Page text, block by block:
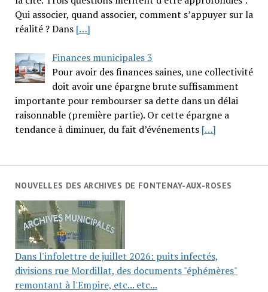
Qui associer, quand associer, comment s’appuyer sur la
réalité ? Dans […]
Finances municipales 3
Pour avoir des finances saines, une collectivité
doit avoir une épargne brute suffisamment
importante pour rembourser sa dette dans un délai
raisonnable (première partie). Or cette épargne a
tendance à diminuer, du fait d’événements […]
NOUVELLES DES ARCHIVES DE FONTENAY-AUX-ROSES
Dans l'infolettre de juillet 2026: puits infectés,
divisions rue Mordillat, des documents "éphémères"
remontant à l'Empire, etc... etc...